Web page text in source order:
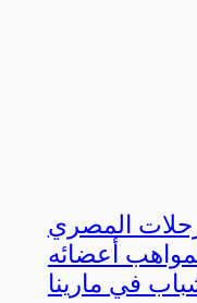
المصري
أعضائه
في مارينا